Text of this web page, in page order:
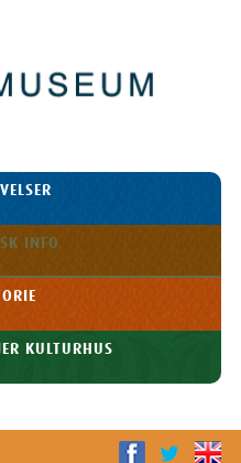
INFO
KULTURHUS